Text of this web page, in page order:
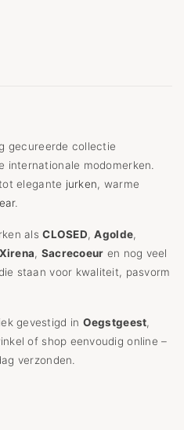
gecureerde collectie
internationale modomerken.
elegante jurken, warme
.
alsCLOSED,Agolde,
Xirena, Sacrecoeur en nog veel
staan voor kwaliteit, pasvorm
gevestigd in Oegstgeest,
of shop eenvoudig online –
verzonden.